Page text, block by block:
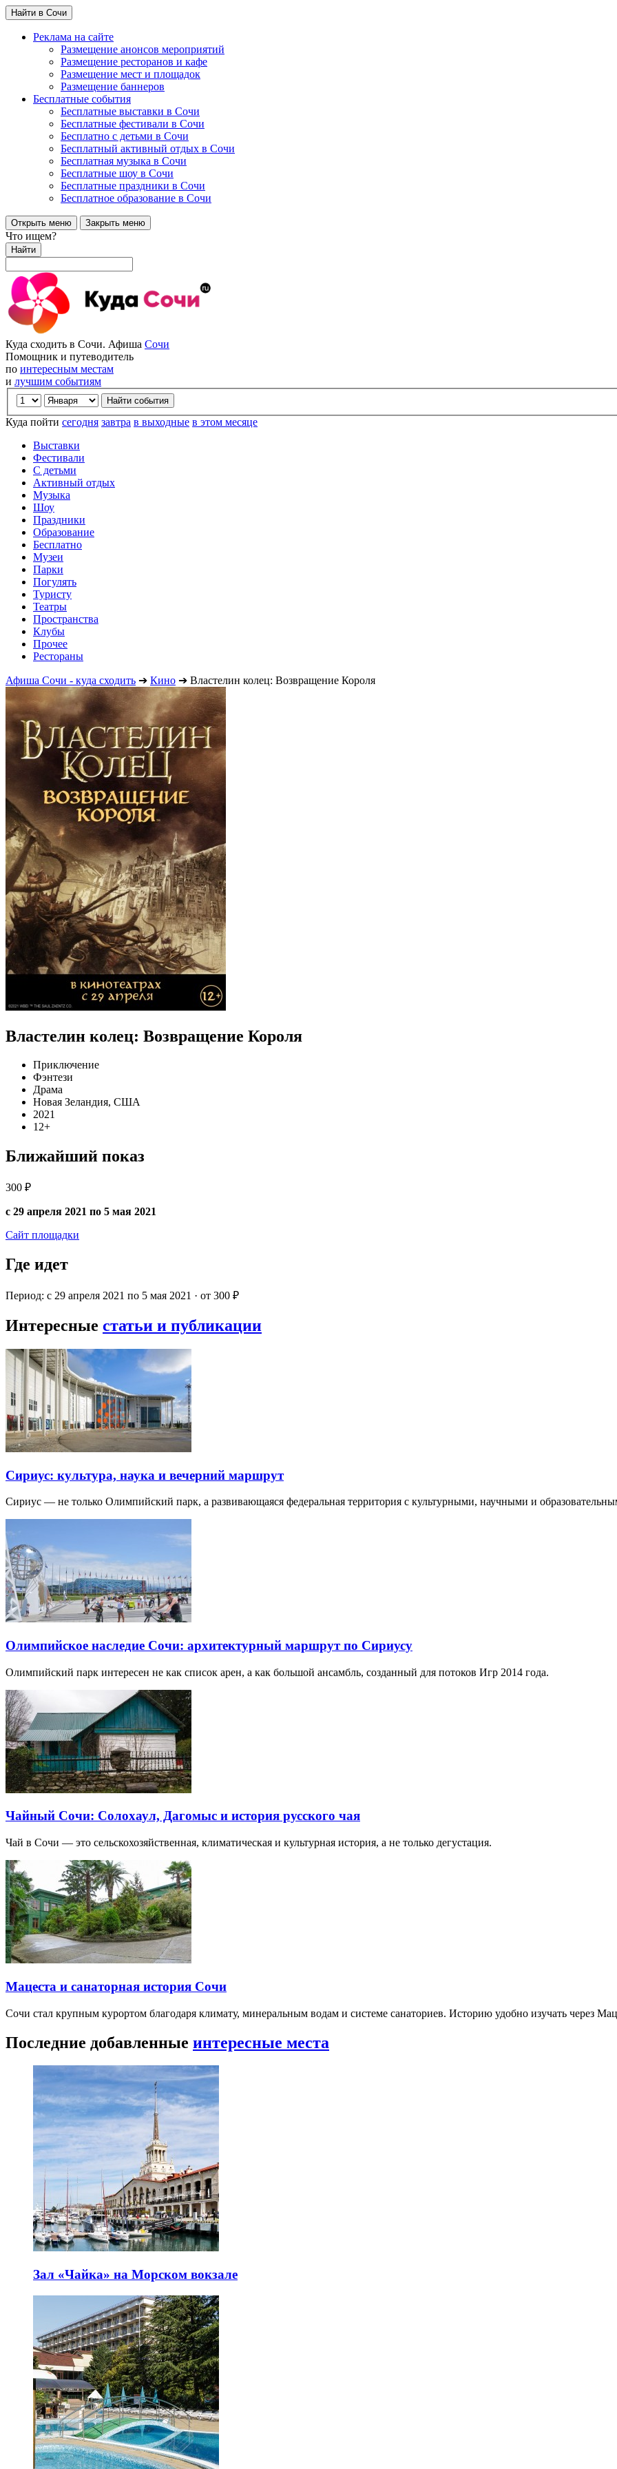
Найти в Сочи
Реклама на сайте
Размещение анонсов мероприятий
Размещение ресторанов и кафе
Размещение мест и площадок
Размещение баннеров
Бесплатные события
Бесплатные выставки в Сочи
Бесплатные фестивали в Сочи
Бесплатно с детьми в Сочи
Бесплатный активный отдых в Сочи
Бесплатная музыка в Сочи
Бесплатные шоу в Сочи
Бесплатные праздники в Сочи
Бесплатное образование в Сочи
Открыть меню Закрыть меню
Что ищем?
Найти
Куда сходить в Сочи. Афиша Сочи
Помощник и путеводитель
по интересным местам
и лучшим событиям
Куда пойти сегодня завтра в выходные в этом месяце
Выставки
Фестивали
С детьми
Активный отдых
Музыка
Шоу
Праздники
Образование
Бесплатно
Музеи
Парки
Погулять
Туристу
Театры
Пространства
Клубы
Прочее
Рестораны
Афиша Сочи - куда сходить ➔ Кино ➔ Властелин колец: Возвращение Короля
Властелин колец: Возвращение Короля
Приключение
Фэнтези
Драма
Новая Зеландия, США
2021
12+
Ближайший показ
300 ₽
с 29 апреля 2021 по 5 мая 2021
Сайт площадки
Где идет
Период: с 29 апреля 2021 по 5 мая 2021 · от 300 ₽
Интересные статьи и публикации
Сириус: культура, наука и вечерний маршрут
Сириус — не только Олимпийский парк, а развивающаяся федеральная территория с культурными, научными и
Олимпийское наследие Сочи: архитектурный маршрут по Сириусу
Олимпийский парк интересен не как список арен, а как большой ансамбль, созданный для потоков Игр 2014 года.
Чайный Сочи: Солохаул, Дагомыс и история русского чая
Чай в Сочи — это сельскохозяйственная, климатическая и культурная история, а не только дегустация.
Мацеста и санаторная история Сочи
Сочи стал крупным курортом благодаря климату, минеральным водам и системе санаториев. Историю удобно изучать через
Последние добавленные интересные места
Зал «Чайка» на Морском вокзале